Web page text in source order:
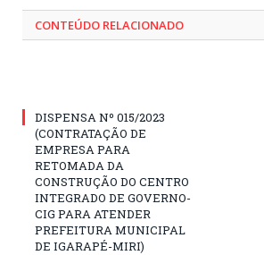
CONTEÚDO RELACIONADO
DISPENSA Nº 015/2023
(CONTRATAÇÃO DE
EMPRESA PARA
RETOMADA DA
CONSTRUÇÃO DO CENTRO
INTEGRADO DE GOVERNO-
CIG PARA ATENDER
PREFEITURA MUNICIPAL
DE IGARAPÉ-MIRI)